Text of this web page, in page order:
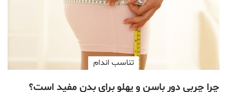
تناسب اندام
چرا چربی دور باسن و پهلو برای بدن مفید است؟